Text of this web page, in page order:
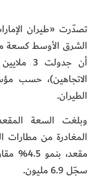
تصدّرت «طيران
الشرق الأوسط كسعة
الاتجاهين)، حسب
الطيران.
وبلغت السعة
مقعد،
سجّل 6.9 مليون.